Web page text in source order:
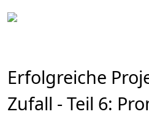
Home
Erfolgreiche
Zufall - Teil 6: